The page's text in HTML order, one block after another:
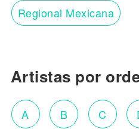
Regional Mexicana
Artistas por
A B C